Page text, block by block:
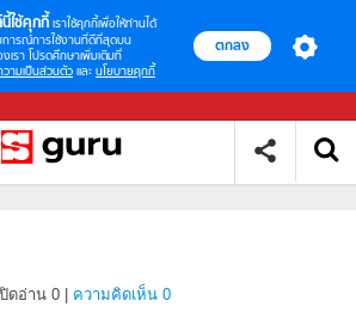
นี้ใช้คุกกี้ เราใช้คุกกี้เพื่อให้ท่านได้
การณ์การใช้งานที่ดีที่สุดบน
งเรา โปรดศึกษาเพิ่มเติมที่
วามเป็นส่วนตัว และ นโยบายคุกกี้
ตกลง
ปิดอ่าน 0 ความคิดเห็น 0